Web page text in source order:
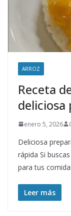
ARROZ
Receta
deliciosa
enero 5, 2026
Deliciosa
rápida Si
para tus
Leer más